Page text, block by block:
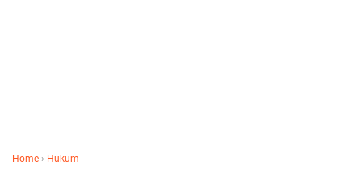
Home › Hukum